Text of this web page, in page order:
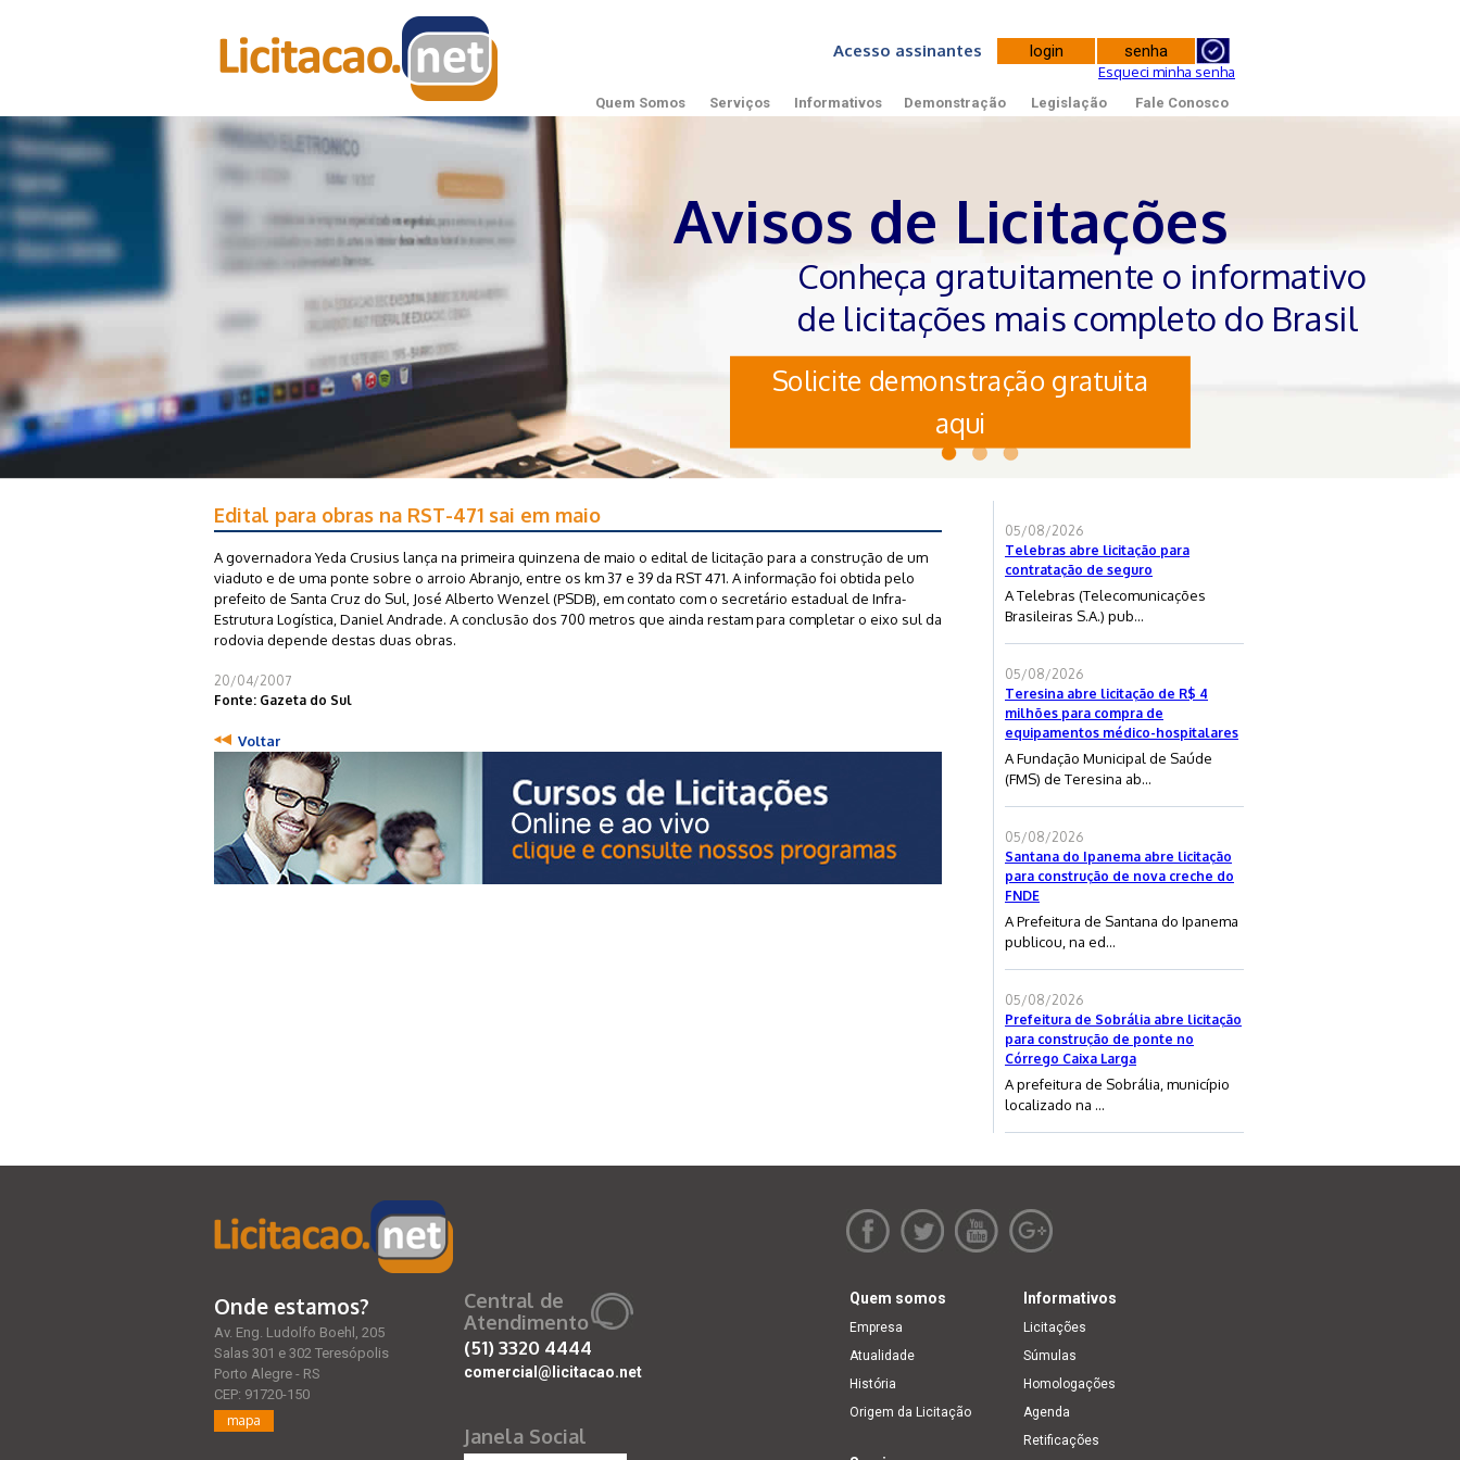
Acesso assinantes
Esqueci minha senha
Quem Somos Serviços Informativos Demonstração Legislação Fale Conosco
Avisos de Licitações
Conheça gratuitamente o informativo
de licitações mais completo do Brasil
Solicite demonstração gratuita
aqui
Edital para obras na RST-471 sai em maio
A governadora Yeda Crusius lança na primeira quinzena de maio o edital de licitação para a construção de um
viaduto e de uma ponte sobre o arroio Abranjo, entre os km 37 e 39 da RST 471. A informação foi obtida pelo
prefeito de Santa Cruz do Sul, José Alberto Wenzel (PSDB), em contato com o secretário estadual de Infra-
Estrutura Logística, Daniel Andrade. A conclusão dos 700 metros que ainda restam para completar o eixo sul da
rodovia depende destas duas obras.
20/04/2007
Fonte: Gazeta do Sul
Voltar
05/08/2026
Telebras abre licitação para
contratação de seguro
A Telebras (Telecomunicações
Brasileiras S.A.) pub...
05/08/2026
Teresina abre licitação de R$ 4
milhões para compra de
equipamentos médico-hospitalares
A Fundação Municipal de Saúde
(FMS) de Teresina ab...
05/08/2026
Santana do Ipanema abre licitação
para construção de nova creche do
FNDE
A Prefeitura de Santana do Ipanema
publicou, na ed...
05/08/2026
Prefeitura de Sobrália abre licitação
para construção de ponte no
Córrego Caixa Larga
A prefeitura de Sobrália, município
localizado na ...
Onde estamos?
Av. Eng. Ludolfo Boehl, 205
Salas 301 e 302 Teresópolis
Porto Alegre - RS
CEP: 91720-150
mapa
Central de
Atendimento
(51)3320 4444
comercial@licitacao.net
Janela Social
Quem somos
Empresa
Atualidade
História
Origem da Licitação
Informativos
Licitações
Súmulas
Homologações
Agenda
Retificações